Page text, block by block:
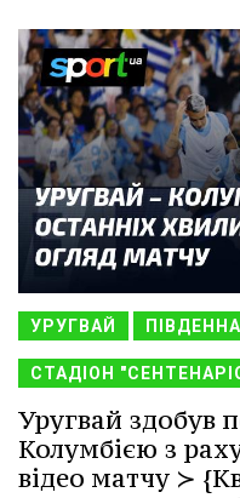
УРУГВАЙ
СТАДІОН
Уругвай здобув
Колумбією з
відео матчу ≻